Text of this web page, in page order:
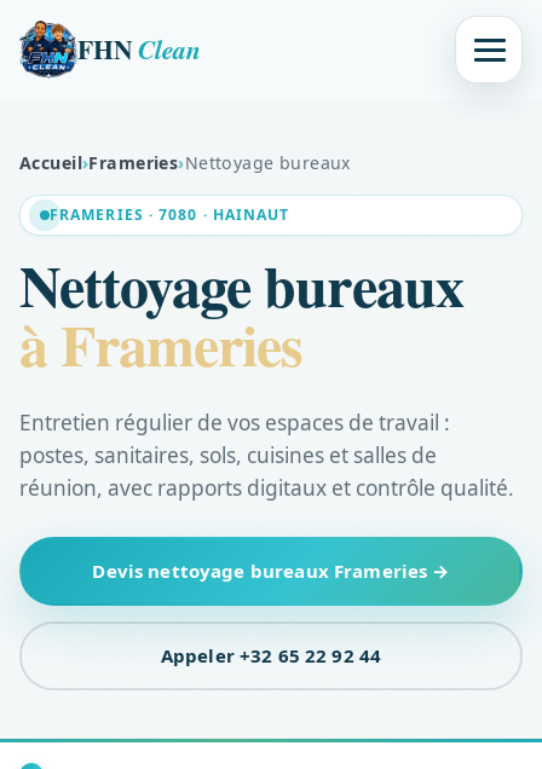
FHNClean
Accueil›Frameries›Nettoyage bureaux
FRAMERIES · 7080 · HAINAUT
Nettoyage bureaux
à Frameries
Entretien régulier de vos espaces de travail :
postes, sanitaires, sols, cuisines et salles de
réunion, avec rapports digitaux et contrôle qualité.
Devis nettoyage bureaux Frameries →
Appeler +32 65 22 92 44